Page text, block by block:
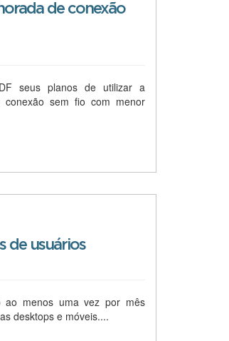
de conexão
seus planos de utilizar a
sem fio com menor
de usuários
ao menos uma vez por mês
desktops e móveis....